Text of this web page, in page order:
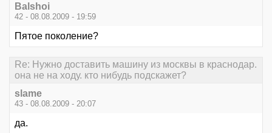
Balshoi
42 - 08.08.2009 - 19:59
Пятое поколение?
Re: Нужно доставить машину из москвы в краснодар.
она не на ходу. кто нибудь подскажет?
slame
43 - 08.08.2009 - 20:07
да.